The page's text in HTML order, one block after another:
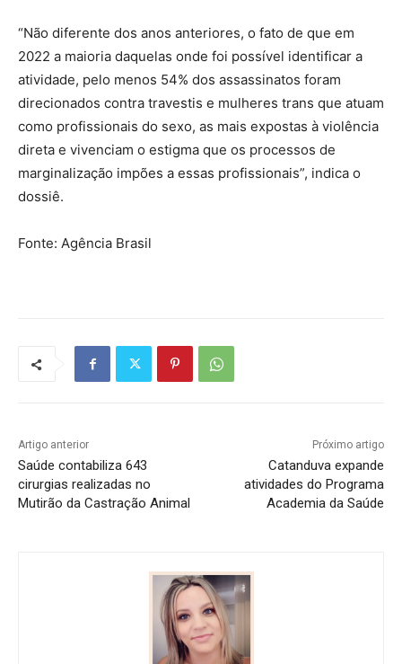
“Não diferente dos anos anteriores, o fato de que em
2022 a maioria daquelas onde foi possível identificar a
atividade, pelo menos 54% dos assassinatos foram
direcionados contra travestis e mulheres trans que atuam
como profissionais do sexo, as mais expostas à violência
direta e vivenciam o estigma que os processos de
marginalização impões a essas profissionais”, indica o
dossiê.
Fonte: Agência Brasil
Artigo anterior
Saúde contabiliza 643
cirurgias realizadas no
Mutirão da Castração Animal
Próximo artigo
Catanduva expande
atividades do Programa
Academia da Saúde